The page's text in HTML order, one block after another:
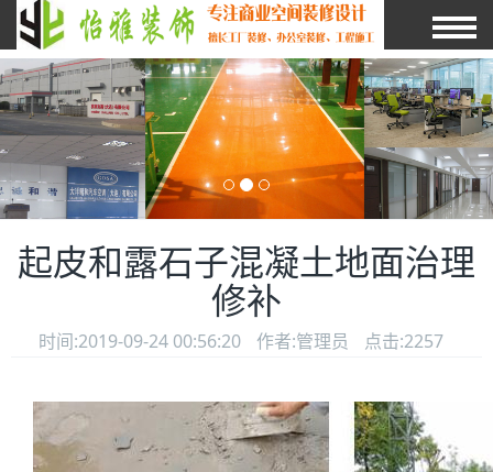
起皮和露石子混凝土地面治理
修补
时间:2019-09-24 00:56:20 作者:管理员 点击:2257